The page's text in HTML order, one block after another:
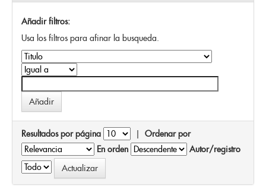
Añadir filtros:
Usa los filtros para afinar la busqueda.
Resultados por página | Ordenar por
En orden
Autor/registro